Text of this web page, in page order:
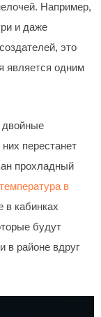
Например,
и даже
это
является одним
двойные
перестанет
прохладный
температура в
в кабинках
будут
в районе вдруг